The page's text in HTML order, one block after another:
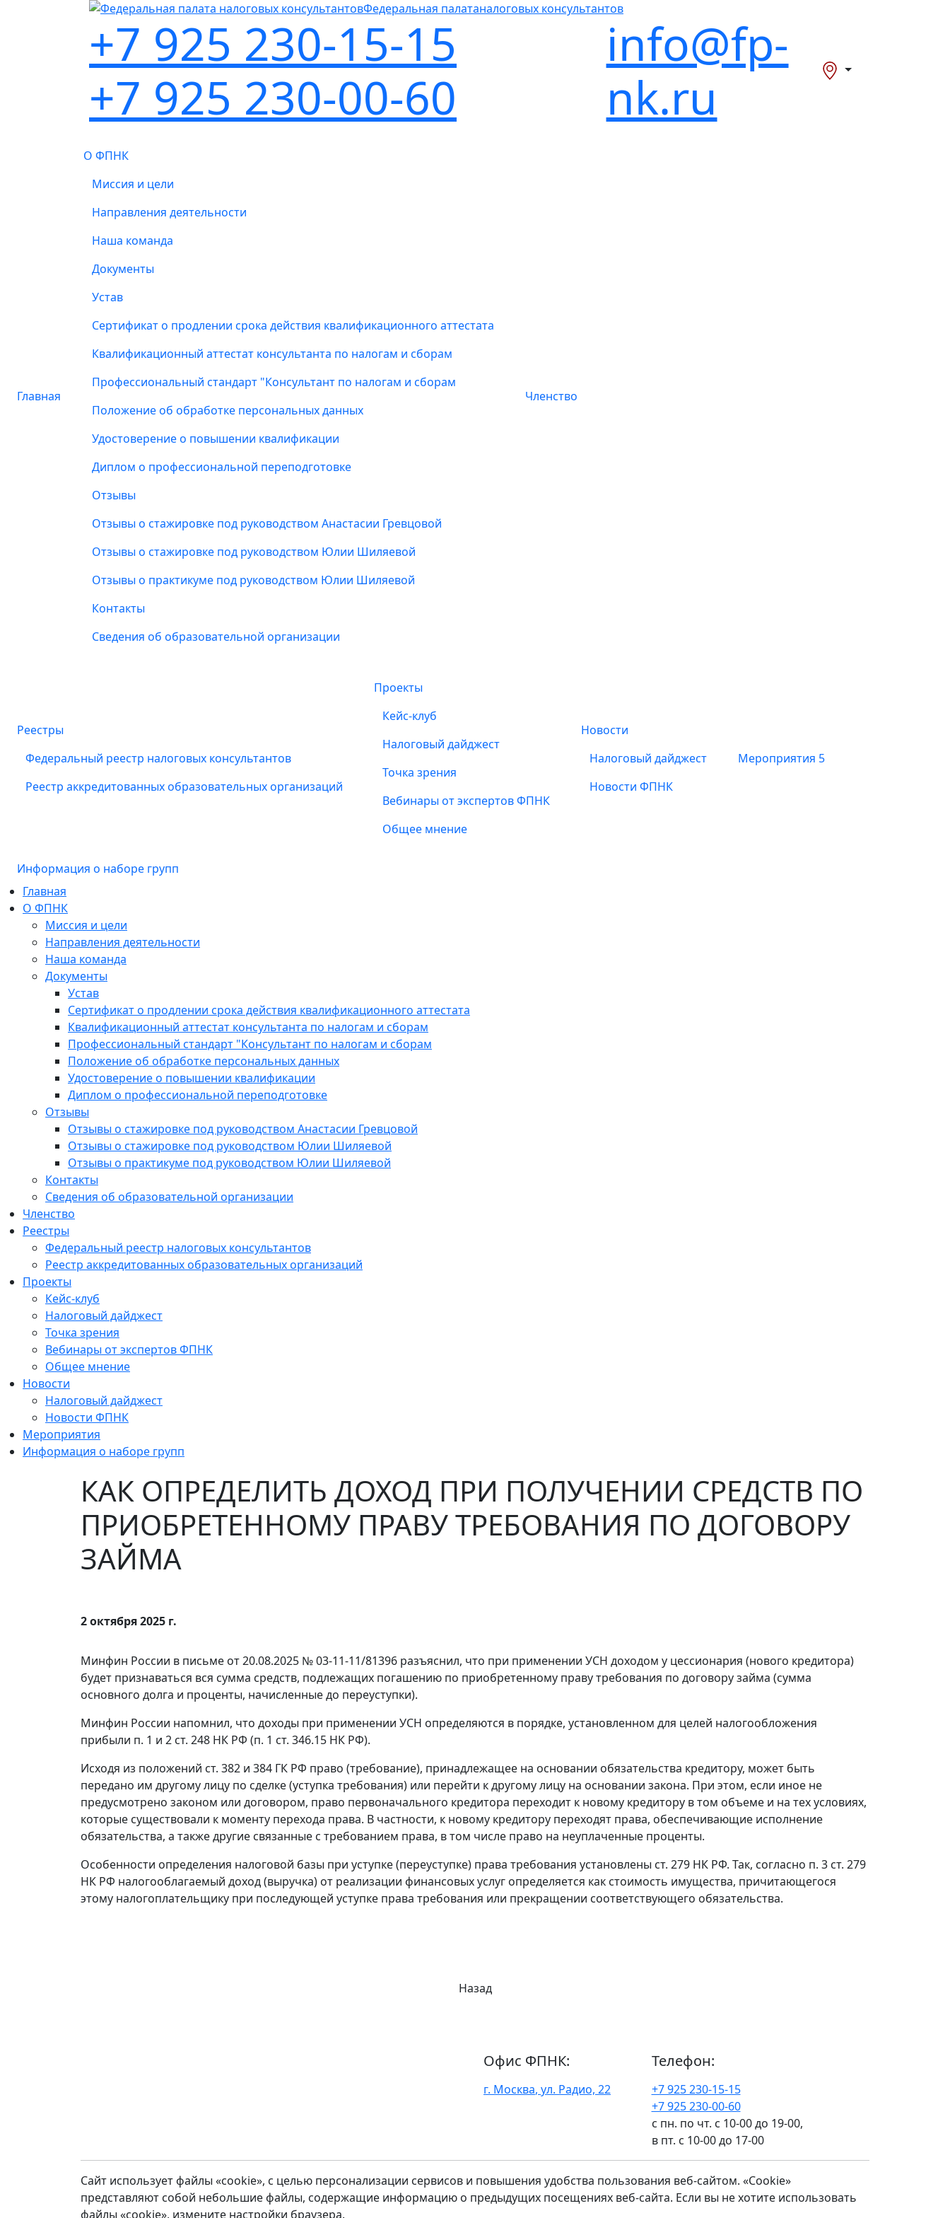
Федеральная палатаналоговых консультантов
+7 925 230-15-15
+7 925 230-00-60
info@fp-
nk.ru
Главная
О ФПНК
Миссия и цели
Направления деятельности
Наша команда
Документы
Устав
Сертификат о продлении срока действия квалификационного аттестата
Квалификационный аттестат консультанта по налогам и сборам
Профессиональный стандарт "Консультант по налогам и сборам
Положение об обработке персональных данных
Удостоверение о повышении квалификации
Диплом о профессиональной переподготовке
Отзывы
Отзывы о стажировке под руководством Анастасии Гревцовой
Отзывы о стажировке под руководством Юлии Шиляевой
Отзывы о практикуме под руководством Юлии Шиляевой
Контакты
Сведения об образовательной организации
Членство
Реестры
Федеральный реестр налоговых консультантов
Реестр аккредитованных образовательных организаций
Проекты
Кейс-клуб
Налоговый дайджест
Точка зрения
Вебинары от экспертов ФПНК
Общее мнение
Новости
Налоговый дайджест
Новости ФПНК
Мероприятия 5
Информация о наборе групп
Главная
О ФПНК
Миссия и цели
Направления деятельности
Наша команда
Документы
Устав
Сертификат о продлении срока действия квалификационного аттестата
Квалификационный аттестат консультанта по налогам и сборам
Профессиональный стандарт "Консультант по налогам и сборам
Положение об обработке персональных данных
Удостоверение о повышении квалификации
Диплом о профессиональной переподготовке
Отзывы
Отзывы о стажировке под руководством Анастасии Гревцовой
Отзывы о стажировке под руководством Юлии Шиляевой
Отзывы о практикуме под руководством Юлии Шиляевой
Контакты
Сведения об образовательной организации
Членство
Реестры
Федеральный реестр налоговых консультантов
Реестр аккредитованных образовательных организаций
Проекты
Кейс-клуб
Налоговый дайджест
Точка зрения
Вебинары от экспертов ФПНК
Общее мнение
Новости
Налоговый дайджест
Новости ФПНК
Мероприятия
Информация о наборе групп
КАК ОПРЕДЕЛИТЬ ДОХОД ПРИ ПОЛУЧЕНИИ СРЕДСТВ ПО
ПРИОБРЕТЕННОМУ ПРАВУ ТРЕБОВАНИЯ ПО ДОГОВОРУ
ЗАЙМА
2 октября 2025 г.
Минфин России в письме от 20.08.2025 № 03-11-11/81396 разъяснил, что при применении УСН доходом у цессионария (нового кредитора)
будет признаваться вся сумма средств, подлежащих погашению по приобретенному праву требования по договору займа (сумма
основного долга и проценты, начисленные до переуступки).
Минфин России напомнил, что доходы при применении УСН определяются в порядке, установленном для целей налогообложения
прибыли п. 1 и 2 ст. 248 НК РФ (п. 1 ст. 346.15 НК РФ).
Исходя из положений ст. 382 и 384 ГК РФ право (требование), принадлежащее на основании обязательства кредитору, может быть
передано им другому лицу по сделке (уступка требования) или перейти к другому лицу на основании закона. При этом, если иное не
предусмотрено законом или договором, право первоначального кредитора переходит к новому кредитору в том объеме и на тех условиях,
которые существовали к моменту перехода права. В частности, к новому кредитору переходят права, обеспечивающие исполнение
обязательства, а также другие связанные с требованием права, в том числе право на неуплаченные проценты.
Особенности определения налоговой базы при уступке (переуступке) права требования установлены ст. 279 НК РФ. Так, согласно п. 3 ст. 279
НК РФ налогооблагаемый доход (выручка) от реализации финансовых услуг определяется как стоимость имущества, причитающегося
этому налогоплательщику при последующей уступке права требования или прекращении соответствующего обязательства.
Назад
Офис ФПНК:
г. Москва, ул. Радио, 22
Телефон:
+7 925 230-15-15
+7 925 230-00-60
с пн. по чт. с 10-00 до 19-00,
в пт. с 10-00 до 17-00
Сайт использует файлы «cookie», с целью персонализации сервисов и повышения удобства пользования веб-сайтом. «Cookie»
представляют собой небольшие файлы, содержащие информацию о предыдущих посещениях веб-сайта. Если вы не хотите использовать
файлы «cookie», измените настройки браузера.